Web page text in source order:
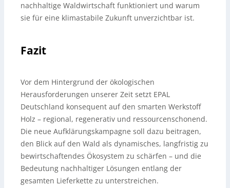
nachhaltige Waldwirtschaft funktioniert und warum
sie für eine klimastabile Zukunft unverzichtbar ist.
Fazit
Vor dem Hintergrund der ökologischen
Herausforderungen unserer Zeit setzt EPAL
Deutschland konsequent auf den smarten Werkstoff
Holz – regional, regenerativ und ressourcenschonend.
Die neue Aufklärungskampagne soll dazu beitragen,
den Blick auf den Wald als dynamisches, langfristig zu
bewirtschaftendes Ökosystem zu schärfen – und die
Bedeutung nachhaltiger Lösungen entlang der
gesamten Lieferkette zu unterstreichen.